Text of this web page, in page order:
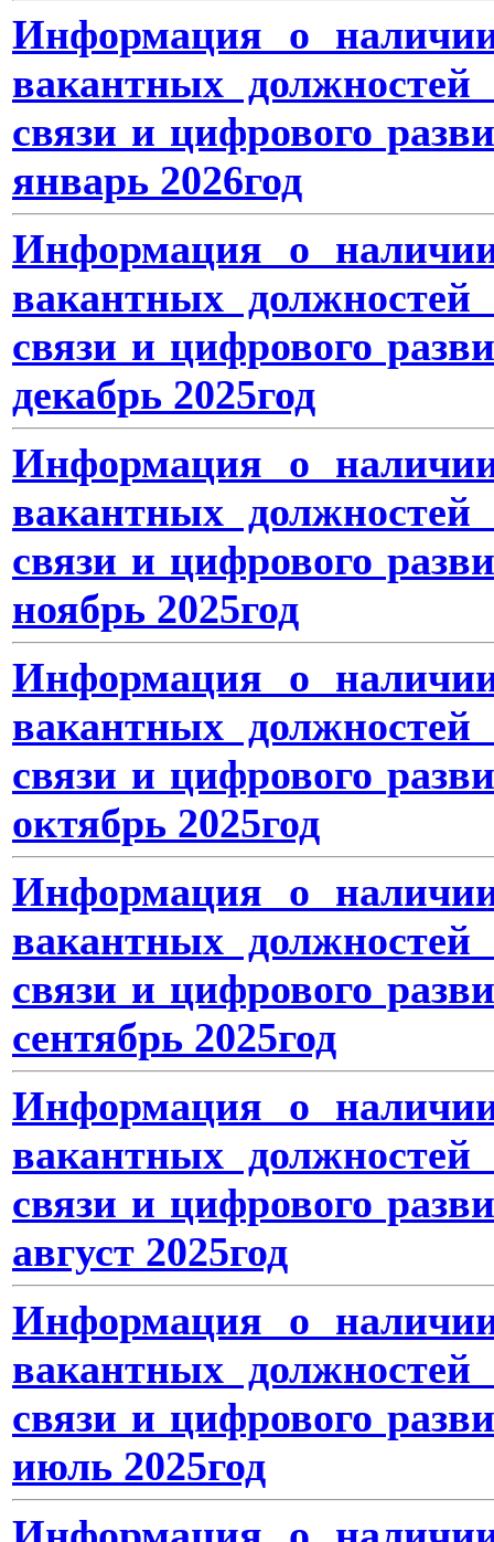
Информация о
вакантных
связи и цифрового
январь 2026год
Информация о
вакантных
связи и цифрового
декабрь 2025год
Информация о
вакантных
связи и цифрового
ноябрь 2025год
Информация о
вакантных
связи и цифрового
октябрь 2025год
Информация о
вакантных
связи и цифрового
сентябрь 2025год
Информация о
вакантных
связи и цифрового
август 2025год
Информация о
вакантных
связи и цифрового
июль 2025год